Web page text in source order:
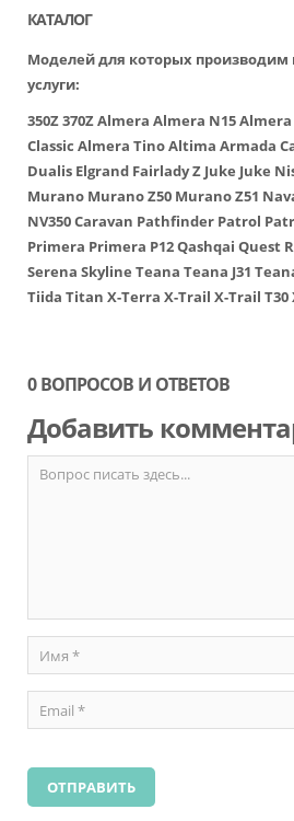
КАТАЛОГ
Моделей для которых
услуги:
350Z370ZAlmera Almera N15Almera
Classic Almera TinoAltima Armada
Dualis Elgrand Fairlady Z Juke Juke
Murano Murano Z50 Murano Z51
NV350 Caravan Pathfinder Patrol
Primera Primera P12Qashqai Quest
Serena Skyline Teana Teana J31
Tiida Titan X-Terra X-Trail X-Trail T30
0 ВОПРОСОВ И ОТВЕТОВ
Добавить